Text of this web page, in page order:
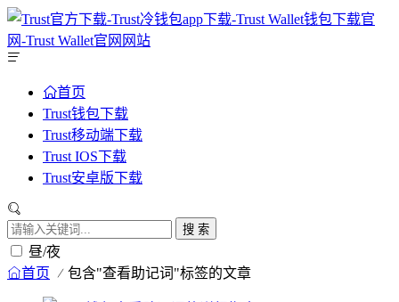
首页
Trust钱包下载
Trust移动端下载
Trust IOS下载
Trust安卓版下载
搜 索
昼/夜
首页 包含"查看助记词"标签的文章